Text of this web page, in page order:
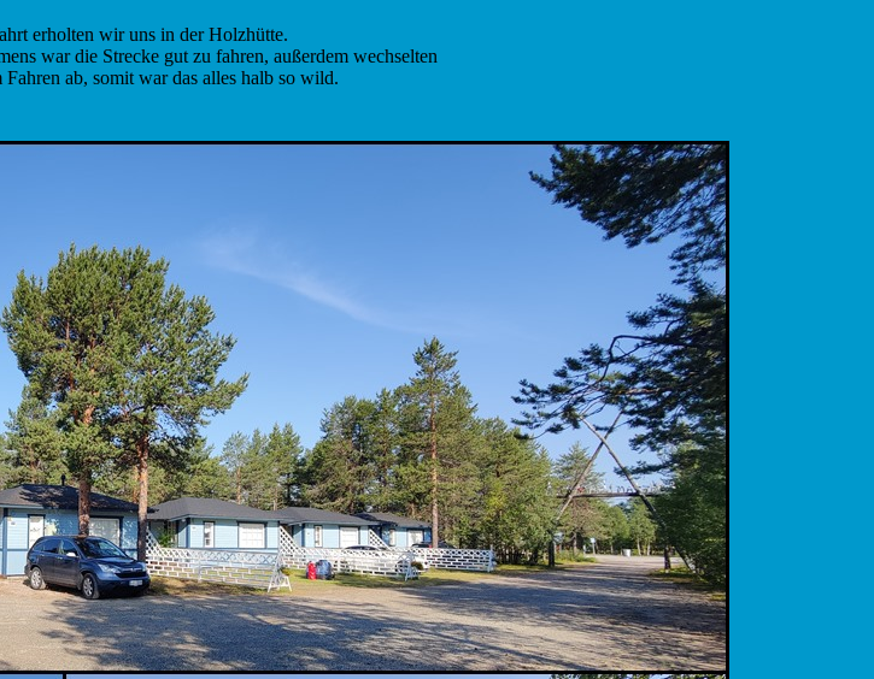
erholten wir uns in der Holzhütte.
war die Strecke gut zu fahren, außerdem wechselten
ab, somit war das alles halb so wild.